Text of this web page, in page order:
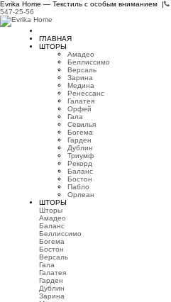
Evrika Home — Текстиль с особым вниманием |
547-25-56
ГЛАВНАЯ
ШТОРЫ
Амадео
Беллиссимо
Версаль
Зарина
Медина
Ренессанс
Галатея
Орфей
Гала
Севилья
Богема
Гарден
Дублин
Триумф
Рекорд
Баланс
Бостон
Пабло
Орлеан
ШТОРЫ
Шторы
Амадео
Баланс
Беллиссимо
Богема
Бостон
Версаль
Гала
Галатея
Гарден
Дублин
Зарина